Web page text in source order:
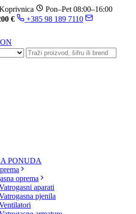
Pon–Pet 08:00–16:00
€
+385 98 189 7110
PONUDA
oprema
aparati
pjenila